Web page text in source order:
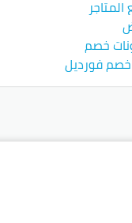
خصم
فورديل